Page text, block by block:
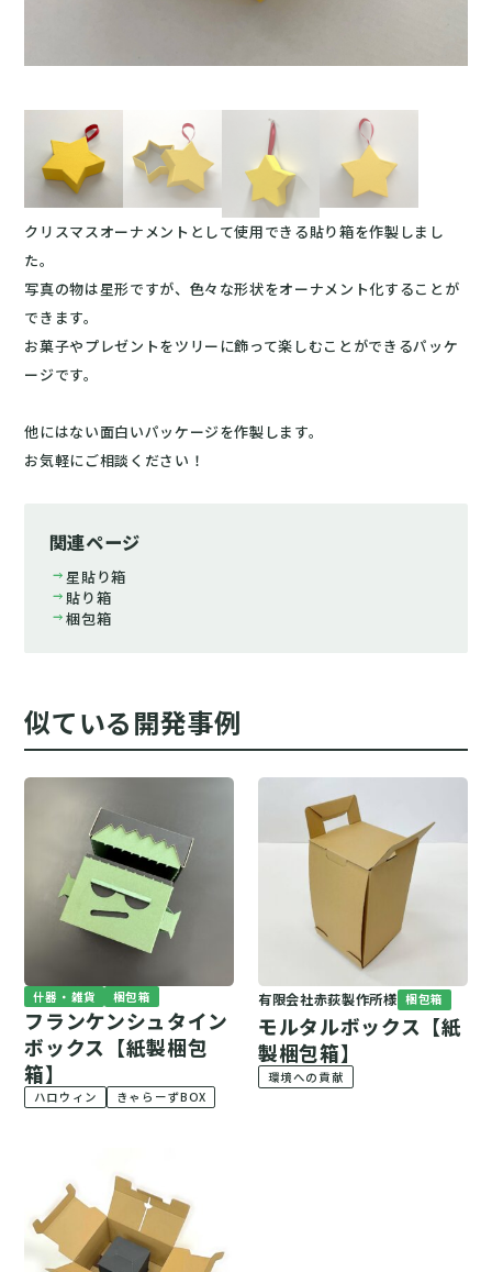
クリスマスオーナメントとして使用できる貼り箱を作製しまし
た。
写真の物は星形ですが、色々な形状をオーナメント化することが
できます。
お菓子やプレゼントをツリーに飾って楽しむことができるパッケ
ージです。
他にはない面白いパッケージを作製します。
お気軽にご相談ください！
関連ページ
arrow_right_alt星貼り箱
arrow_right_alt 貼り箱
arrow_right_alt梱包箱
似ている開発事例
什器・雑貨 梱包箱
フランケンシュタイン
ボックス【紙製梱包
箱】
ハロウィン きゃらーずBOX
有限会社赤荻製作所様 梱包箱
モルタルボックス【紙
製梱包箱】
環境への貢献